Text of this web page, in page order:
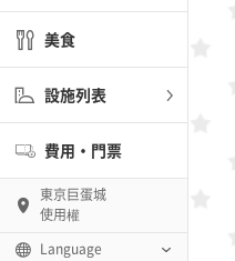
美食
設施列表
LaQua（綜合商業設
（溫泉設施）
舖＆餐廳
費用・門票
東京巨蛋城
使用權
Language